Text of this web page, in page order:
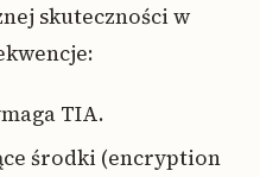
skuteczności w
TIA.
środki (encryption